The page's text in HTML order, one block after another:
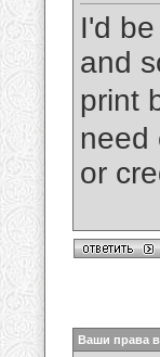
I'd
and
print
need
or
Ваши права в